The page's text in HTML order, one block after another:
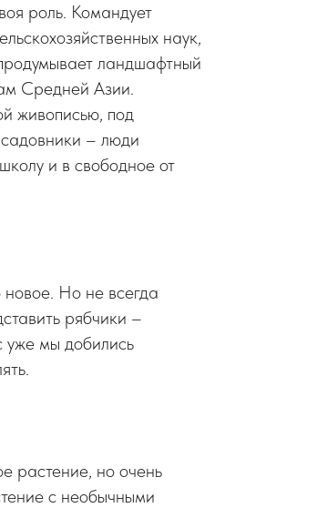
роль. Командует
наук,
ландшафтный
Средней Азии.
живописью, под
– люди
и в свободное от
новое. Но не всегда
рябчики –
уже мы добились
растение, но очень
с необычными